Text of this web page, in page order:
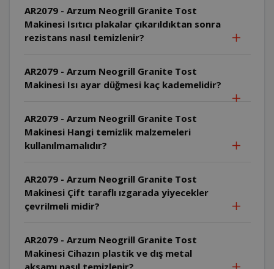
AR2079 - Arzum Neogrill Granite Tost
Makinesi Isıtıcı plakalar çıkarıldıktan sonra
rezistans nasıl temizlenir?
AR2079 - Arzum Neogrill Granite Tost
Makinesi Isı ayar düğmesi kaç kademelidir?
AR2079 - Arzum Neogrill Granite Tost
Makinesi Hangi temizlik malzemeleri
kullanılmamalıdır?
AR2079 - Arzum Neogrill Granite Tost
Makinesi Çift taraflı ızgarada yiyecekler
çevrilmeli midir?
AR2079 - Arzum Neogrill Granite Tost
Makinesi Cihazın plastik ve dış metal
aksamı nasıl temizlenir?